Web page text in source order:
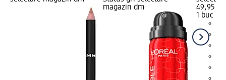
magazin dm
49,95 lei
1 buc